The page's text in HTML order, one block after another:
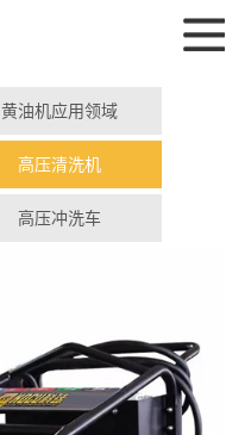
黄油机应用领域
高压清洗机
高压冲洗车